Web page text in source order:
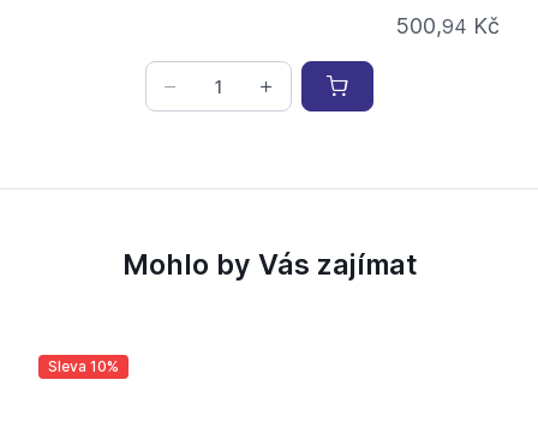
500,94 Kč
Mohlo by Vás zajímat
Sleva 10%